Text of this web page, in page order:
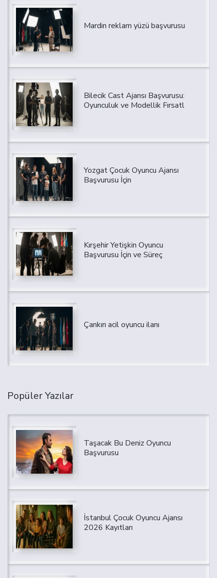
Mardin reklam yüzü başvurusu
Bilecik Cast Ajansı Başvurusu:
Oyunculuk ve Modellik Fırsatl
Yozgat Çocuk Oyuncu Ajansı
Başvurusu İçin
Kırşehir Yetişkin Oyuncu
Başvurusu İçin ve Süreç
Çankırı acil oyuncu ilanı
Popüler Yazılar
Taşacak Bu Deniz Oyuncu
Başvurusu
İstanbul Çocuk Oyuncu Ajansı
2026 Kayıtları